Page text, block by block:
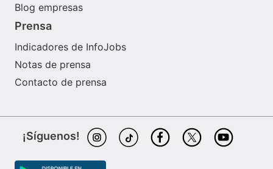
Blog empresas
Prensa
Indicadores de InfoJobs
Notas de prensa
Contacto de prensa
¡Síguenos!